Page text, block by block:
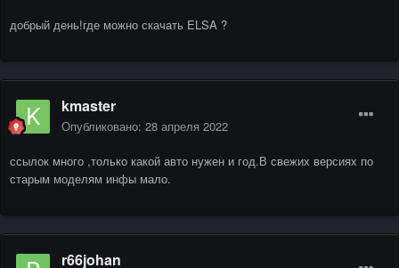
добрый день!где можно скачать ELSA ?
kmaster
Опубликовано: 28 апреля 2022
ссылок много ,только какой авто нужен и год.В свежих версиях по
старым моделям инфы мало.
r66johan